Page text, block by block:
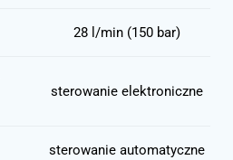
28 l/min (150 bar)
sterowanie elektroniczne
sterowanie automatyczne